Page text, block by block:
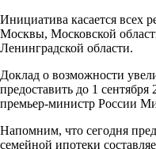
Инициатива касается всех
Москвы, Московской
Ленинградской области.
Доклад о возможности
предоставить до 1
премьер-министр России
Напомним, что сегодня
семейной ипотеки